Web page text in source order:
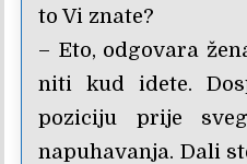
to Vi znate?
– Eto, odgovara
niti kud idete.
poziciju prije
napuhavanja. Dali